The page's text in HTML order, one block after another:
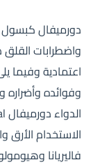
واضطرابات
اعتمادية
وفوائده
الاستخدام الأرق
فاليريانا